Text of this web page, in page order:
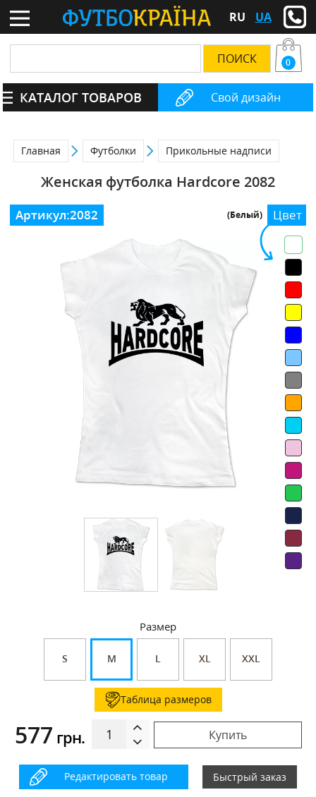
RU UA
Свой дизайн
0
КАТАЛОГ ТОВАРОВ
Главная Футболки Прикольные надписи
Женская футболка Hardcore 2082
Цвет
(Белый)
Размер
S M L XL XXL
Таблица размеров
577 грн. Купить
Редактировать товар Быстрый заказ
Артикул:2082